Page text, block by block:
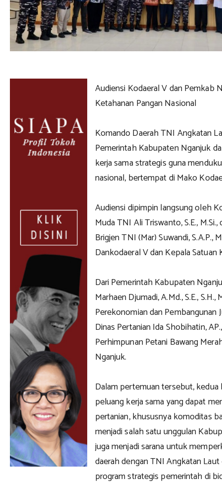
Audiensi Kodaeral V dan Pemkab
Ketahanan Pangan Nasional
Komando Daerah TNI Angkatan
Pemerintah Kabupaten Nganjuk
kerja sama strategis guna
nasional, bertempat di Mako
Audiensi dipimpin langsung oleh
Muda TNI Ali Triswanto, S.E.,
Brigjen TNI (Mar) Suwandi, S.A.P.,
Dankodaeral V dan Kepala
Dari Pemerintah Kabupaten
Marhaen Djumadi, A.Md., S.E.,
Perekonomian dan Pembangunan
Dinas Pertanian Ida Shobihatin,
Perhimpunan Petani Bawang
Nganjuk.
Dalam pertemuan tersebut,
peluang kerja sama yang dapat
pertanian, khususnya komoditas
menjadi salah satu unggulan
juga menjadi sarana untuk
daerah dengan TNI Angkatan
program strategis pemerintah di